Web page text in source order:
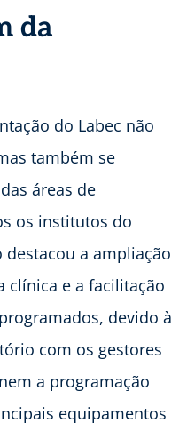
da
do Labec não
também se
áreas de
os institutos do
a ampliação
clínica e a facilitação
devido à
com os gestores
a programação
equipamentos